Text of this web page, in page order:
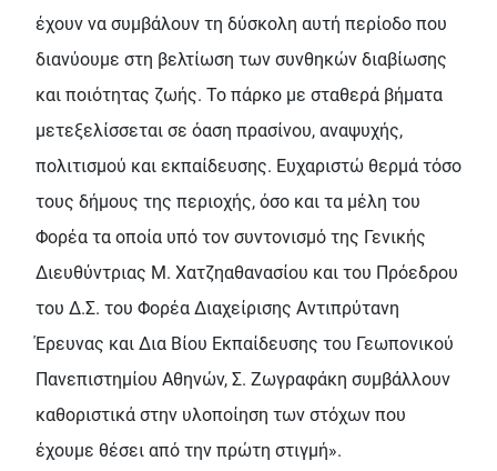
έχουν να συμβάλουν τη δύσκολη αυτή περίοδο που
διανύουμε στη βελτίωση των συνθηκών διαβίωσης
και ποιότητας ζωής. Το πάρκο με σταθερά βήματα
μετεξελίσσεται σε όαση πρασίνου, αναψυχής,
πολιτισμού και εκπαίδευσης. Ευχαριστώ θερμά τόσο
τους δήμους της περιοχής, όσο και τα μέλη του
Φορέα τα οποία υπό τον συντονισμό της Γενικής
Διευθύντριας Μ. Χατζηαθανασίου και του Πρόεδρου
του Δ.Σ. του Φορέα Διαχείρισης Αντιπρύτανη
Έρευνας και Δια Βίου Εκπαίδευσης του Γεωπονικού
Πανεπιστημίου Αθηνών, Σ. Ζωγραφάκη συμβάλλουν
καθοριστικά στην υλοποίηση των στόχων που
έχουμε θέσει από την πρώτη στιγμή».